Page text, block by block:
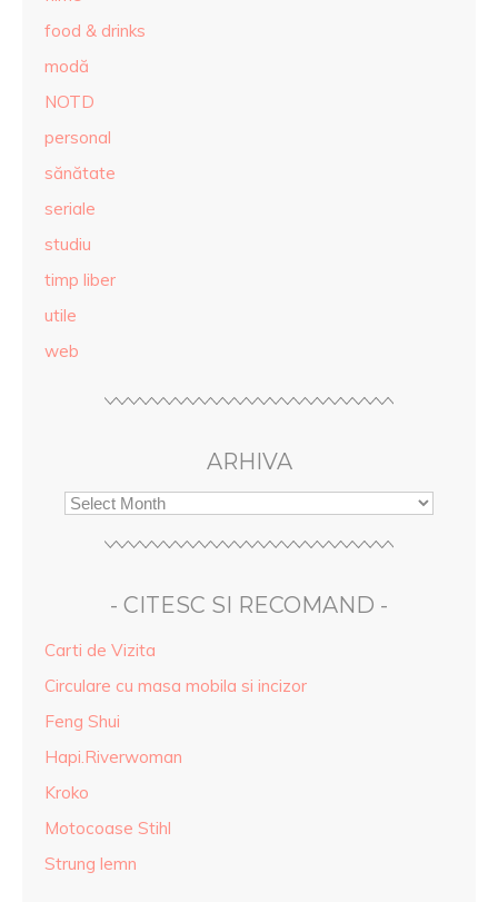
food & drinks
modă
NOTD
personal
sănătate
seriale
studiu
timp liber
utile
web
ARHIVA
- CITESC SI RECOMAND -
Carti de Vizita
Circulare cu masa mobila si incizor
Feng Shui
Hapi.Riverwoman
Kroko
Motocoase Stihl
Strung lemn